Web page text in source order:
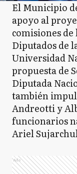
El Municipio
apoyo al
comisiones
Diputados de
Universidad
propuesta de
Diputada
también
Andreotti y
funcionarios
Ariel
Ads